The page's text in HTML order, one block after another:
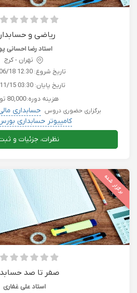
ریاضی و
استاد رضا احسانی
تهران - كرج
تاریخ شروع: 18 12:30
تاریخ پایان: 15 03:30
هزینه دوره:80,000 تومان
برگزاری حضوری دروس حسابداری
کامپیوتر حسابداری
نظرات، جزئیات و
برگزار شده
صفر تا صد
استاد علی غفاری